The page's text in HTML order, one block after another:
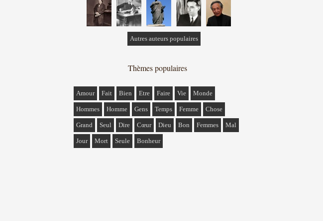
Autres auteurs populaires
Thèmes populaires
Amour Fait Bien Etre Faire Vie Monde
Hommes Homme Gens Temps Femme Chose
Grand Seul Dire Cœur Dieu Bon Femmes Mal
Jour Mort Seule Bonheur